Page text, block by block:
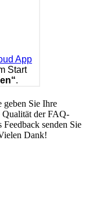
Sie Ihre
Qualität der FAQ-
senden Sie
Dank!